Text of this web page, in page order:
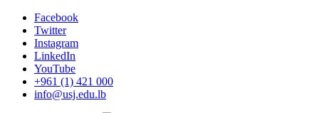
Facebook
Twitter
Instagram
LinkedIn
YouTube
+961 (1) 421 000
info@usj.edu.lb